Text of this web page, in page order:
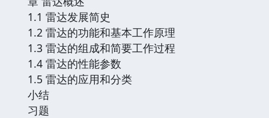
1.1 雷达发展简史
1.2 雷达的功能和基本工作原理
1.3 雷达的组成和简要工作过程
1.4 雷达的性能参数
1.5 雷达的应用和分类
小结
习题